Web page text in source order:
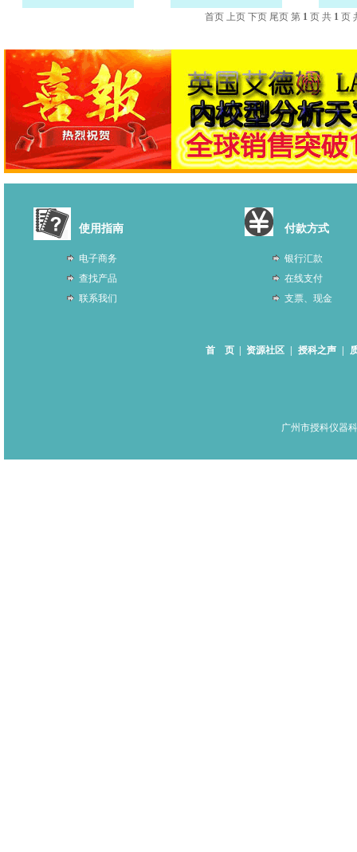
首页 上页 下页 尾页 第 1 页 共 1 页
使用指南
电子商务
查找产品
联系我们
付款方式
银行汇款
在线支付
支票、现金
首 页 资源社区 授科之声
广州市授科仪器